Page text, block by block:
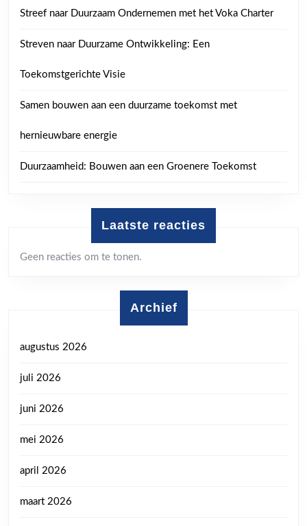
Streef naar Duurzaam Ondernemen met het Voka Charter
Streven naar Duurzame Ontwikkeling: Een
Toekomstgerichte Visie
Samen bouwen aan een duurzame toekomst met
hernieuwbare energie
Duurzaamheid: Bouwen aan een Groenere Toekomst
Laatste reacties
Geen reacties om te tonen.
Archief
augustus 2026
juli 2026
juni 2026
mei 2026
april 2026
maart 2026